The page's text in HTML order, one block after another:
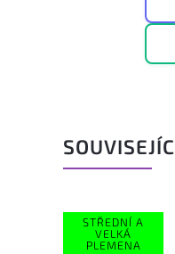
STŘEDNÍ A
VELKÁ
PLEMENA